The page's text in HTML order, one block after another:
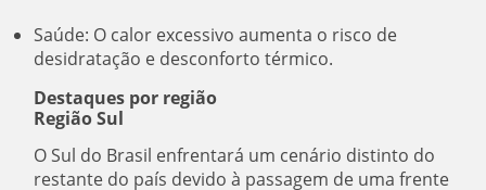
Saúde: O calor excessivo aumenta o risco de
desidratação e desconforto térmico.
Destaques por região
Região Sul
O Sul do Brasil enfrentará um cenário distinto do
restante do país devido à passagem de uma frente